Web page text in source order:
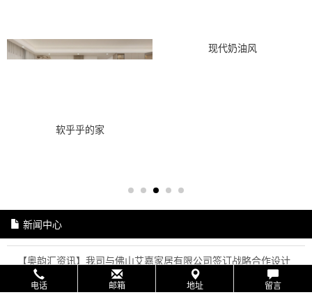
软乎乎的家
现代奶油风
新闻中心
【奥韵汇资讯】我司与佛山艾嘉家居有限公司签订战略合作设计
协议
电话 邮箱 地址 留言